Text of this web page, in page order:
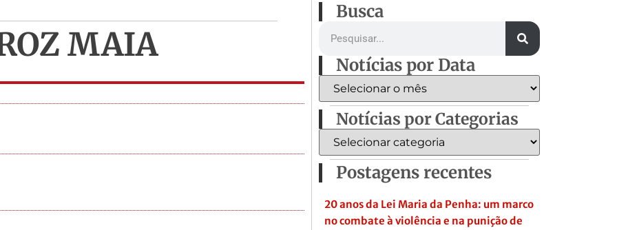
MAIA
Busca
Notícias por Data
Notícias por Categorias
Postagens recentes
20 anos da Lei Maria da Penha: um marco
no combate à violência e na punição de